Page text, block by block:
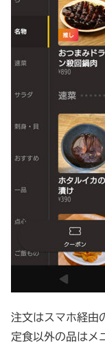
注文はスマホ経由
定食以外の品はメ